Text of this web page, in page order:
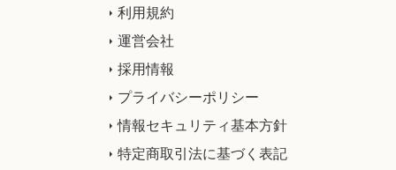
利用規約
運営会社
採用情報
プライバシーポリシー
情報セキュリティ基本方針
特定商取引法に基づく表記